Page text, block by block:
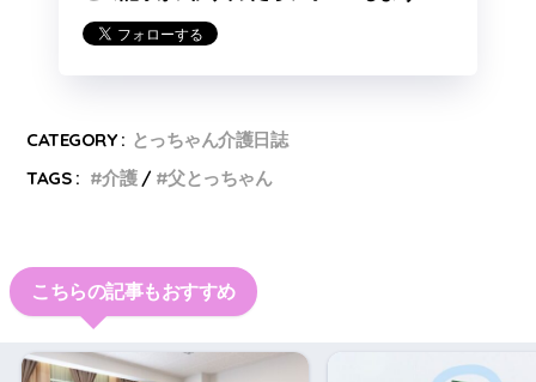
CATEGORY : とっちゃん介護日誌
TAGS :
介護 父とっちゃん
こちらの記事もおすすめ